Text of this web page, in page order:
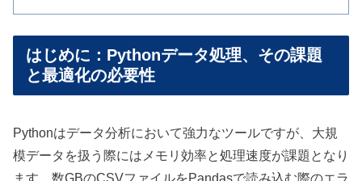
はじめに：Pythonデータ処理、その課題
と最適化の必要性
Pythonはデータ分析において強力なツールですが、大規
模データを扱う際にはメモリ効率と処理速度が課題となり
ます。数GBのCSVファイルをPandasで読み込む際のエラ